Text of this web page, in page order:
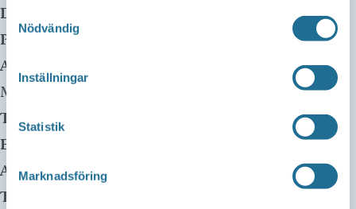
Samtyckesval
Nödvändig
Inställningar
Statistik
Marknadsföring
Datum:
Plats:Ulfåsa Möbler
Adress:
Motala
Telefon:
E-mail:
Arrangör:
Telefonnummer arrangör: